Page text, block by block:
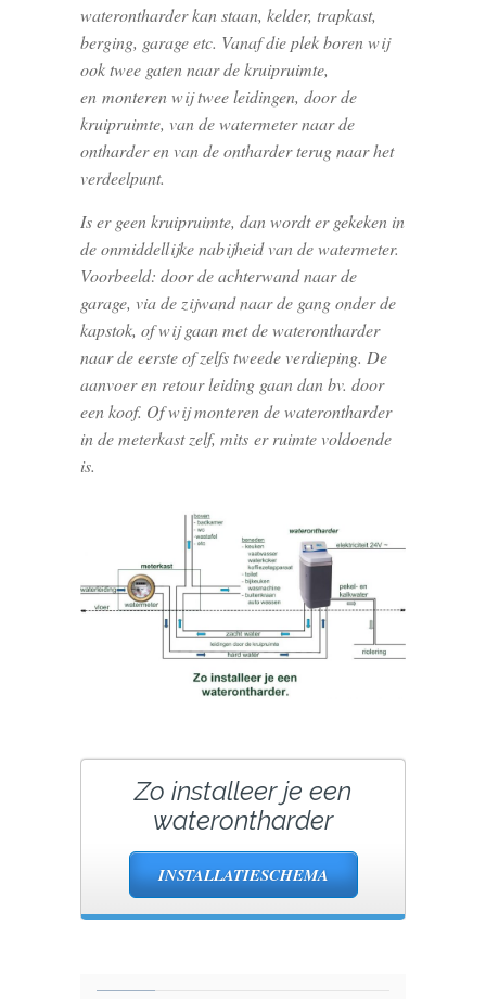
waterontharder kan staan, kelder, trapkast,
berging, garage etc. Vanaf die plek boren wij
ook twee gaten naar de kruipruimte,
en monteren wij twee leidingen, door de
kruipruimte, van de watermeter naar de
ontharder en van de ontharder terug naar het
verdeelpunt.
Is er geen kruipruimte, dan wordt er gekeken in
de onmiddellijke nabijheid van de watermeter.
Voorbeeld: door de achterwand naar de
garage, via de zijwand naar de gang onder de
kapstok, of wij gaan met de waterontharder
naar de eerste of zelfs tweede verdieping. De
aanvoer en retour leiding gaan dan bv. door
een koof. Of wij monteren de waterontharder
in de meterkast zelf, mits er ruimte voldoende
is.
Zo installeer je een
waterontharder
INSTALLATIESCHEMA